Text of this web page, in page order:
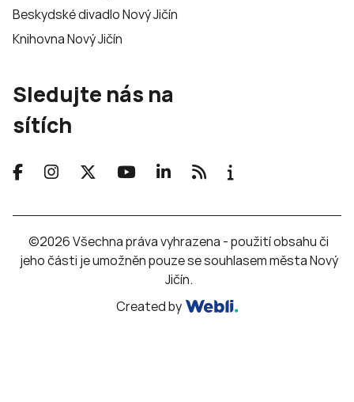
Beskydské divadlo Nový Jičín
Knihovna Nový Jičín
Sledujte nás na
sítích
©2026 Všechna práva vyhrazena - použití obsahu či
jeho části je umožněn pouze se souhlasem města Nový
Jičín.
Created by